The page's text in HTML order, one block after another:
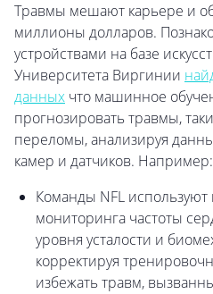
Травмы мешают карьере и
миллионы долларов.
устройствами на базе
Университета Виргинии
данных что машинное
прогнозировать травмы,
переломы, анализируя
камер и датчиков. Например:
Команды NFL
мониторинга частоты
уровня усталости и
корректируя
избежать травм,